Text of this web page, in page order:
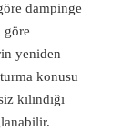
dampinge
göre
yeniden
konusu
kılındığı